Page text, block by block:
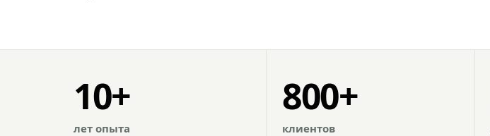
10+
лет опыта
800+
клиентов